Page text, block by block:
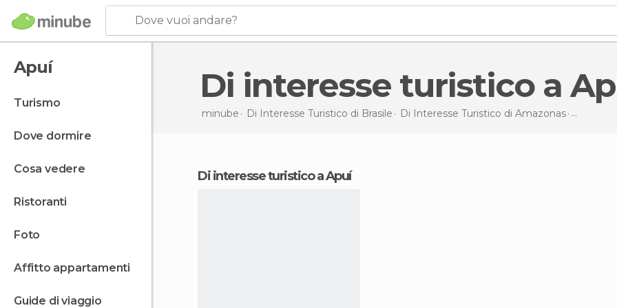
Dove vuoi andare?
Apuí
turismo
dove dormire
cosa vedere
ristoranti
foto
affitto appartamenti
guide di viaggio
Di interesse turistico a
minube Di Interesse Turistico di Brasile Di Interesse Turistico di Amazonas Di
di interesse turistico a Apuí